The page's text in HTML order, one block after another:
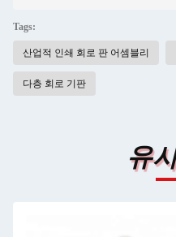
Tags:
산업적 인쇄 회로 판 어셈블리
다층 회로 기판
유